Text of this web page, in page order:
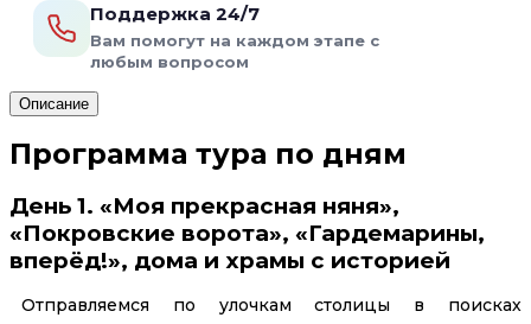
Поддержка 24/7
Вам помогут на каждом этапе с
любым вопросом
Описание
Программа тура по дням
День 1. «Моя прекрасная няня»,
«Покровские ворота», «Гардемарины,
вперёд!», дома и храмы с историей
Отправляемся по улочкам столицы в поисках